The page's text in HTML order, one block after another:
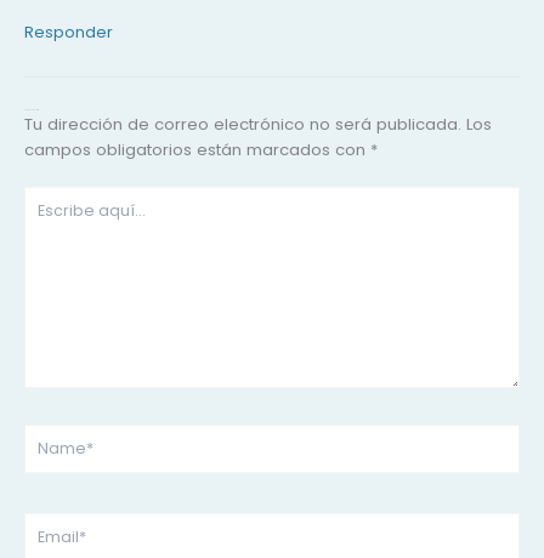
Responder
Tu dirección de correo electrónico no será publicada. Los
campos obligatorios están marcados con *
aquí...